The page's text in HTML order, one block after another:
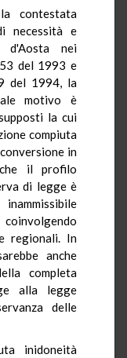
contestata
necessità e
d'Aosta nei
del 1993 e
del 1994, la
motivo è
la cui
compiuta
in
il profilo
di legge è
regionali. In
anche
completa
alla legge
delle
inidoneità